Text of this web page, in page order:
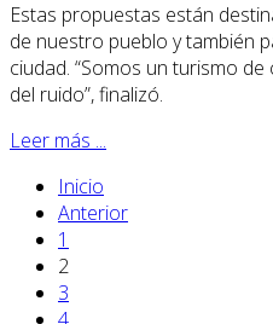
Estas propuestas están
de nuestro pueblo y también
ciudad. “Somos un turismo
del ruido”, finalizó.
Leer más ...
Inicio
Anterior
1
2
3